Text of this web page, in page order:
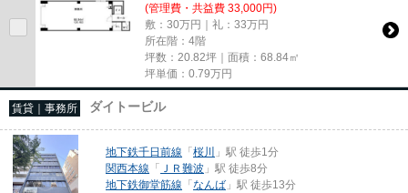
(管理費・共益費 33,000円)
敷：30万円｜礼：33万円
所在階：4階
坪数：20.82坪｜面積：68.84㎡
坪単価： 0.79万円
賃貸｜事務所 ダイトービル
地下鉄千日前線 「桜川
」駅 徒歩1分
関西本線 「 ＪＲ難波 」駅 徒歩8分
地下鉄御堂筋線 「なんば 」駅 徒歩13分